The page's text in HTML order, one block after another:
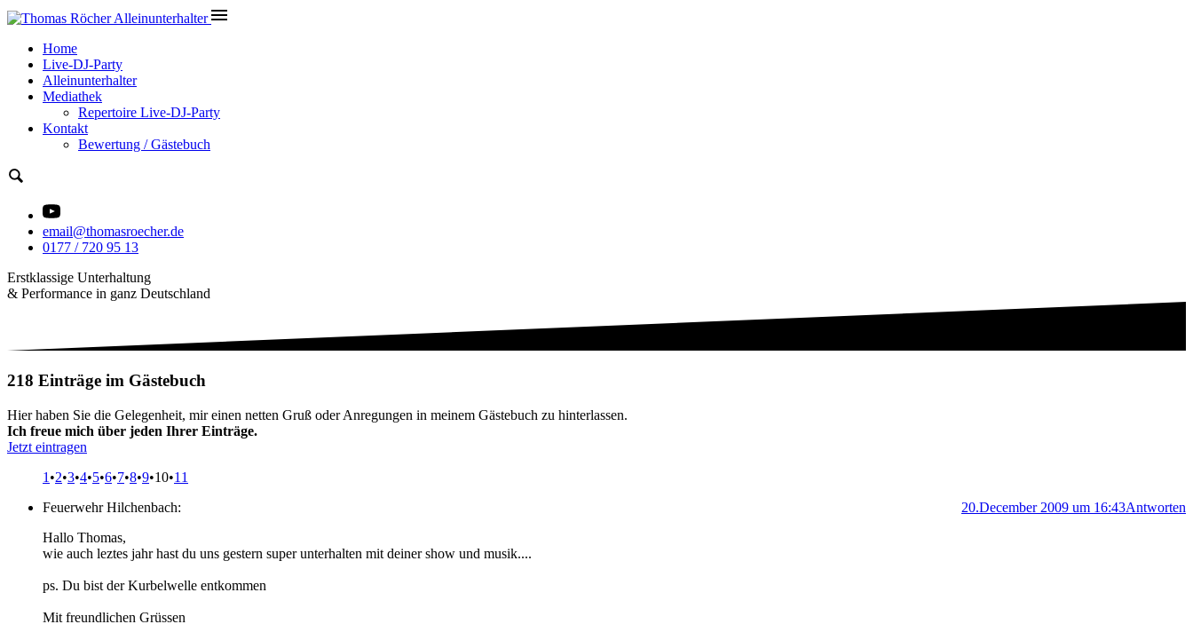
Home
Live-DJ-Party
Alleinunterhalter
Mediathek
Repertoire Live-DJ-Party
Kontakt
Bewertung / Gästebuch
email@thomasroecher.de
0177 / 720 95 13
Erstklassige Unterhaltung
& Performance in ganz Deutschland
218 Einträge im Gästebuch
Hier haben Sie die Gelegenheit, mir einen netten Gruß oder Anregungen in meinem Gästebuch zu hinterlassen.
Ich freue mich über jeden Ihrer Einträge.
Jetzt eintragen
1 •2•3•4•5•6•7•8•9•10•11
Feuerwehr Hilchenbach:
Antworten
20.December 2009 um 16:43
Hallo Thomas,
wie auch leztes jahr hast du uns gestern super unterhalten mit deiner show und musik....
ps. Du bist der Kurbelwelle entkommen
Mit freundlichen Grüssen